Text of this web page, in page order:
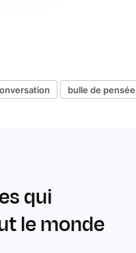
bulle de pensée
qui
le monde